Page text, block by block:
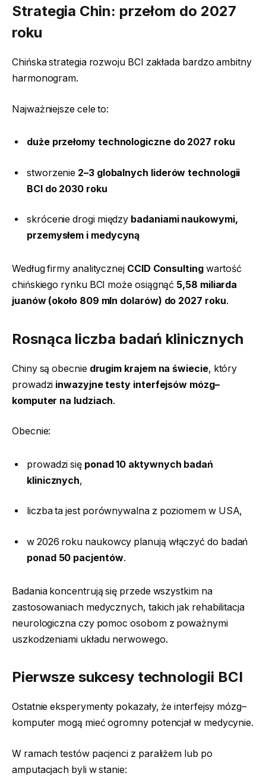
Strategia Chin: przełom do 2027
roku
Chińska strategia rozwoju BCI zakłada bardzo ambitny
harmonogram.
Najważniejsze cele to:
duże przełomy technologiczne do 2027 roku
stworzenie 2–3 globalnych liderów technologii
BCI do 2030 roku
skrócenie drogi między badaniami naukowymi,
przemysłem i medycyną
Według firmy analitycznej CCID Consultingwartość
chińskiego rynku BCI może osiągnąć 5,58 miliarda
juanów (około 809 mln dolarów) do 2027 roku.
Rosnąca liczba badań klinicznych
Chiny są obecnie drugim krajem na świecie, który
prowadzi inwazyjne testy interfejsów mózg–
komputer na ludziach.
Obecnie:
prowadzi się ponad 10 aktywnych badań
klinicznych,
liczba ta jest porównywalna z poziomem w USA,
w 2026 roku naukowcy planują włączyć do badań
ponad 50 pacjentów.
Badania koncentrują się przede wszystkim na
zastosowaniach medycznych, takich jak rehabilitacja
neurologiczna czy pomoc osobom z poważnymi
uszkodzeniami układu nerwowego.
Pierwsze sukcesy technologii BCI
Ostatnie eksperymenty pokazały, że interfejsy mózg–
komputer mogą mieć ogromny potencjał w medycynie.
W ramach testów pacjenci z paraliżem lub po
amputacjach byli w stanie: